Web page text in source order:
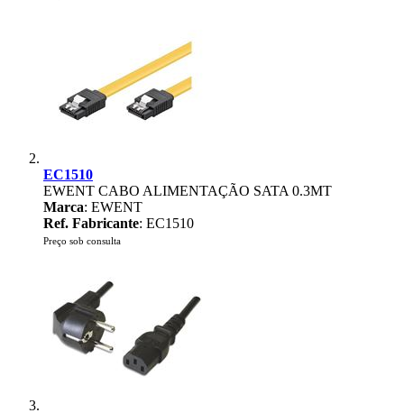
EC1510
EWENT CABO ALIMENTAÇÃO SATA 0.3MT
Marca: EWENT
Ref. Fabricante: EC1510
Preço sob consulta